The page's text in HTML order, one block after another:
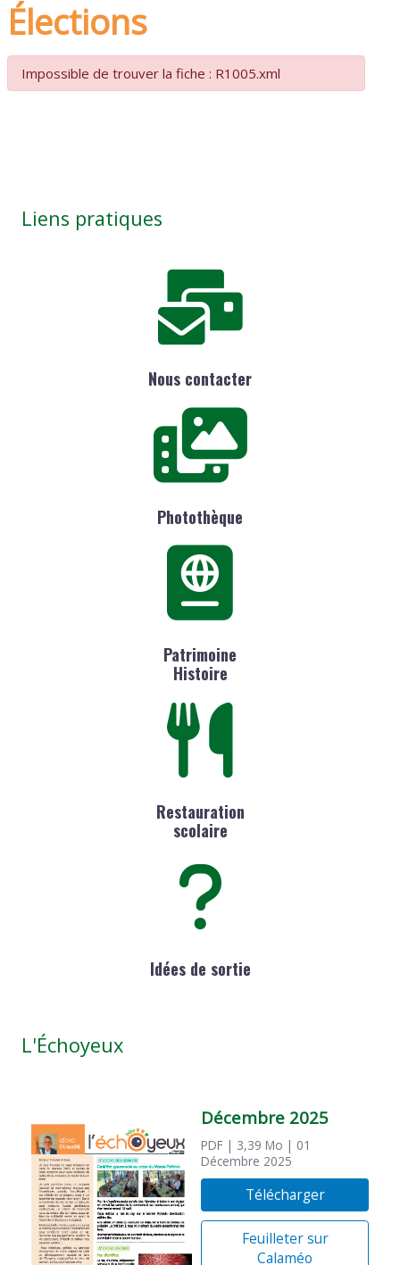
Élections
Impossible de trouver la fiche : R1005.xml
Liens pratiques
Nous contacter
Photothèque
Patrimoine
Histoire
Restauration
scolaire
Idées de sortie
L'Échoyeux
Décembre 2025
PDF | 3,39 Mo | 01
Décembre 2025
Télécharger
Feuilleter sur
Calaméo